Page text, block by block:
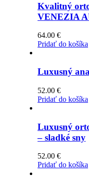
Kvalitný
VENEZIA
64.00 €
Pridať do košíka
Luxusný
52.00 €
Pridať do košíka
Luxusný
– sladké sny
52.00 €
Pridať do košíka